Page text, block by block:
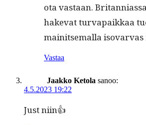
ota vas­taan.
hake­vat tur­va­paikkaa
mainit­se­mal­la iso­var­vas
Vastaa
Jaakko Ketola sanoo:
4.5.2023 19:22
Just niin👍